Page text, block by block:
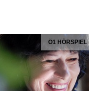
Ö1 HÖRSPIEL